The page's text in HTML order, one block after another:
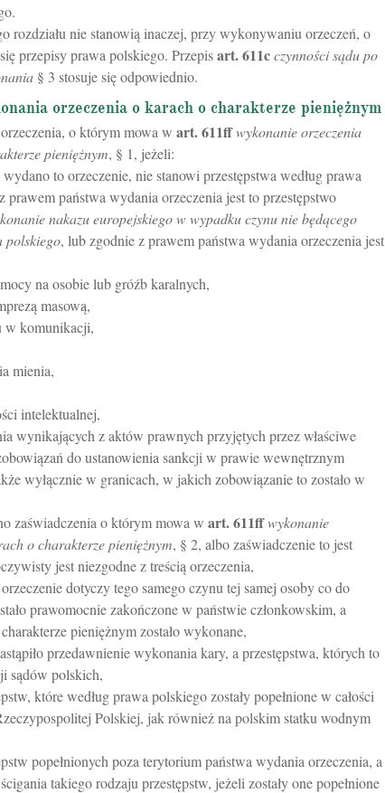
rozdziału nie stanowią inaczej, przy wykonywaniu orzeczeń, o
przepisy prawa polskiego. Przepisart.611cczynności sądu po
§ 3 stosuje się odpowiednio.
orzeczenia o karach o charakterze pieniężnym
o którym mowa w art.611ffwykonanie orzeczenia
pieniężnym, § 1, jeżeli:
to orzeczenie, nie stanowi przestępstwa według prawa
prawem państwa wydania orzeczenia jest to przestępstwo
nakazu europejskiego w wypadku czynu nie będącego
polskiego, lub zgodnie z prawem państwa wydania orzeczenia jest
na osobie lub gróźb karalnych,
masową,
w komunikacji,
mienia,
intelektualnej,
wynikających z aktów prawnych przyjętych przez właściwe
do ustanowienia sankcji w prawie wewnętrznym
wyłącznie w granicach, w jakich zobowiązanie to zostało w
zaświadczenia o którym mowa w art.611ffwykonanie
o charakterze pieniężnym, § 2, albo zaświadczenie to jest
jest niezgodne z treścią orzeczenia,
dotyczy tego samego czynu tej samej osoby co do
prawomocnie zakończone w państwie członkowskim, a
pieniężnym zostało wykonane,
przedawnienie wykonania kary, a przestępstwa, których to
sądów polskich,
które według prawa polskiego zostały popełnione w całości
Polskiej, jak również na polskim statku wodnym
popełnionych poza terytorium państwa wydania orzeczenia, a
takiego rodzaju przestępstw, jeżeli zostały one popełnione